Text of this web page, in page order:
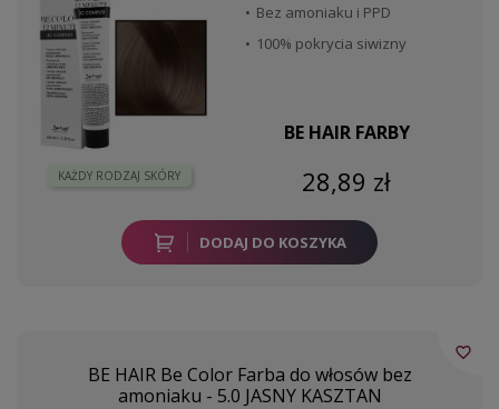
KAŻDY RODZAJ SKÓRY
Bez amoniaku i PPD
100% pokrycia siwizny
BE HAIR FARBY
28,89 zł
DODAJ DO KOSZYKA
BE HAIR Be Color Farba do włosów bez
amoniaku - 5.0 JASNY KASZTAN
favorite_border